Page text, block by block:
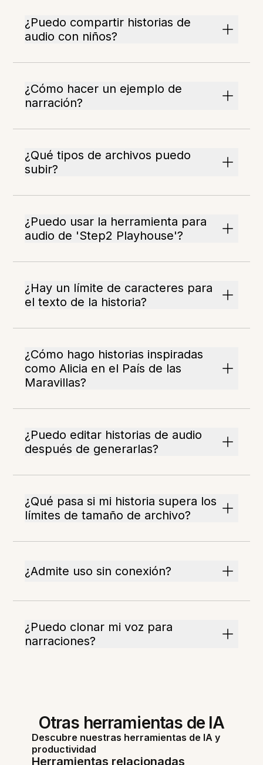
¿Puedo compartir historias de
audio con niños?
¿Cómo hacer un ejemplo de
narración?
¿Qué tipos de archivos puedo
subir?
¿Puedo usar la herramienta para
audio de 'Step2 Playhouse'?
¿Hay un límite de caracteres para
el texto de la historia?
¿Cómo hago historias inspiradas
como Alicia en el País de las
Maravillas?
¿Puedo editar historias de audio
después de generarlas?
¿Qué pasa si mi historia supera los
límites de tamaño de archivo?
¿Admite uso sin conexión?
¿Puedo clonar mi voz para
narraciones?
Otras herramientas de IA
Descubre nuestras herramientas de IA y
productividad
Herramientas relacionadas